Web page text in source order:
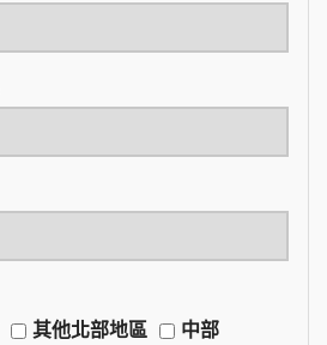
其他北部地區
中部